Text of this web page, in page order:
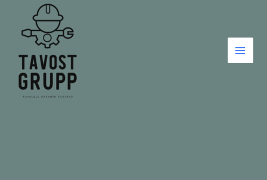
content